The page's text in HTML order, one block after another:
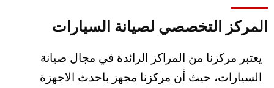
المركز التخصصي لصيانة السيارات
يعتبر مركزنا من المراكز الرائدة في مجال صيانة
السيارات، حيث أن مركزنا مجهز باحدث الاجهزة